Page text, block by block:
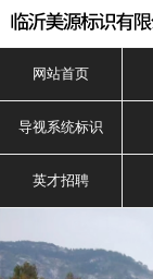
网站首页
导视系统标识
英才招聘